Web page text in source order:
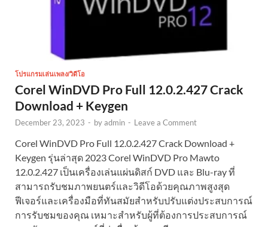
โปรแกรมเล่นเพลง/วิดีโอ
Corel WinDVD Pro Full 12.0.2.427 Crack
Download + Keygen
December 23, 2023 - byadmin - Leave a Comment
Corel WinDVD Pro Full 12.0.2.427 Crack Download +
Keygen รุ่นล่าสุด 2023 Corel WinDVD Pro Mawto
12.0.2.427 เป็นเครื่องเล่นแผ่นดิสก์ DVD และ Blu-ray ที่
สามารถรับชมภาพยนตร์และวิดีโอด้วยคุณภาพสูงสุด
ฟีเจอร์และเครื่องมือที่ทันสมัยสำหรับปรับแต่งประสบการณ์
การรับชมของคุณ เหมาะสำหรับผู้ที่ต้องการประสบการณ์